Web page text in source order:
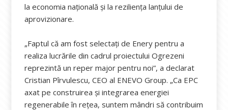
la economia națională și la reziliența lanțului de
aprovizionare.
„Faptul că am fost selectați de Enery pentru a
realiza lucrările din cadrul proiectului Ogrezeni
reprezintă un reper major pentru noi”, a declarat
Cristian Pîrvulescu, CEO al ENEVO Group. „Ca EPC
axat pe construirea și integrarea energiei
regenerabile în rețea, suntem mândri să contribuim